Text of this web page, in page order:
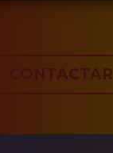
CONTACTAR